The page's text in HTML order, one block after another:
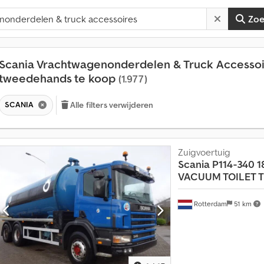
Scania Vrachtwagenonderdelen & Truck
te koop (1.977)
SCANIA Alle filters verwijderen
Rotterdam 51 km
Zuigvoertuig
Scania P114-340
VACUUM TOILET
V
e
r
k
p